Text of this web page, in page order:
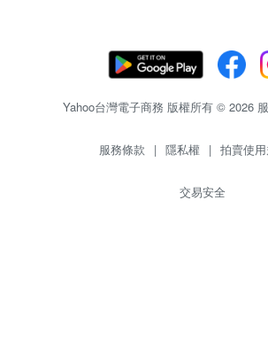
Yahoo台灣電子商務 版權所有 © 2026
服務條款 | 隱私權 | 拍賣使
交易安全